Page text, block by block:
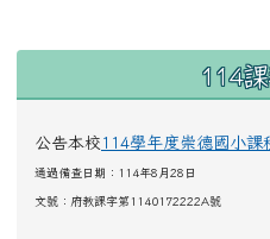
114
公告本校 114學年度崇德國小課
通過備查日期：114年8月28日
文號： 府教課字第1140172222A號